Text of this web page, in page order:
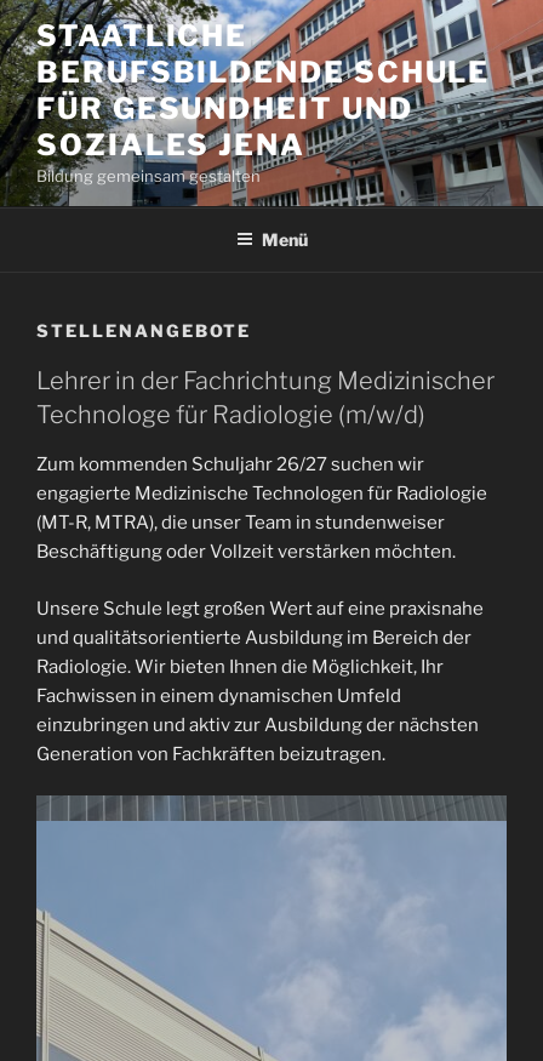
Zum
Inhalt
springen
STAATLICHE
BERUFSBILDENDE SCHULE
FÜR GESUNDHEIT UND
SOZIALES JENA
Bildung gemeinsam gestalten
Menü
STELLENANGEBOTE
Lehrer in der Fachrichtung Medizinischer
Technologe für Radiologie (m/w/d)
Zum kommenden Schuljahr 26/27 suchen wir
engagierte Medizinische Technologen für Radiologie
(MT-R, MTRA), die unser Team in stundenweiser
Beschäftigung oder Vollzeit verstärken möchten.
Unsere Schule legt großen Wert auf eine praxisnahe
und qualitätsorientierte Ausbildung im Bereich der
Radiologie. Wir bieten Ihnen die Möglichkeit, Ihr
Fachwissen in einem dynamischen Umfeld
einzubringen und aktiv zur Ausbildung der nächsten
Generation von Fachkräften beizutragen.